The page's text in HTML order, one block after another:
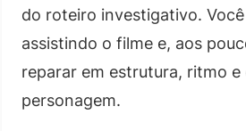
do roteiro investigativo.
assistindo o filme e, aos
reparar em estrutura, ritmo
personagem.